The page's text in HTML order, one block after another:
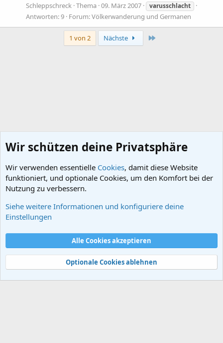
Schleppschreck Thema 09. März 2007 varusschlacht
Antworten: 9 Forum:Völkerwanderung und Germanen
1 von 2 Nächste
Schlagworte
Nutzungsbedingungen
Datenschutz
Hilfe und Impressum
Start
R
S
Community platform by XenForo® © 2010-2024 XenForo Ltd.
Wir schützen deine Privatsphäre
Wir verwenden essentielle Cookies, damit diese Website
funktioniert, und optionale Cookies, um den Komfort bei der
Nutzung zu verbessern.
Siehe weitere Informationen und konfiguriere deine
Einstellungen
Alle Cookies akzeptieren
Optionale Cookies ablehnen